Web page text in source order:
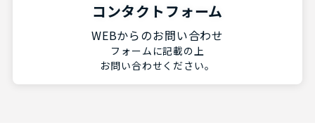
コンタクトフォーム
WEBからのお問い合わせ
フォームに記載の上
お問い合わせください。